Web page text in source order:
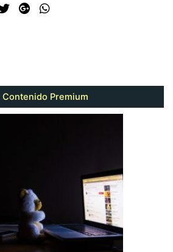
Contenido Premium